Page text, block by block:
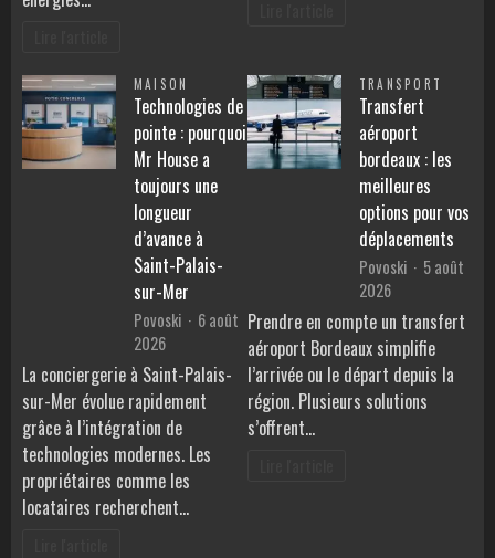
MAISON
Technologies de
pointe : pourquoi
Mr House a
toujours une
longueur
d’avance à
Saint-Palais-
sur-Mer
Povoski
6 août
2026
La conciergerie à Saint-Palais-
sur-Mer évolue rapidement
grâce à l’intégration de
technologies modernes. Les
propriétaires comme les
locataires recherchent…
TRANSPORT
Transfert
aéroport
bordeaux : les
meilleures
options pour vos
déplacements
Povoski
5 août
2026
Prendre en compte un transfert
aéroport Bordeaux simplifie
l’arrivée ou le départ depuis la
région. Plusieurs solutions
s’offrent…